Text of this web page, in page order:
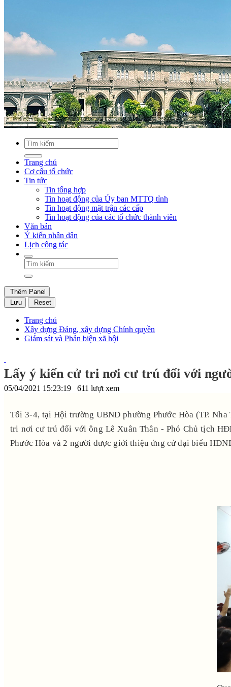
Trang chủ
Cơ cấu tổ chức
Tin tức
Tin tổng hợp
Tin hoạt động của Ủy ban MTTQ tỉnh
Tin hoạt động mặt trận các cấp
Tin hoạt động của các tổ chức thành viên
Văn bản
Ý kiến nhân dân
Lịch công tác
Thêm Panel
Lưu
Reset
Trang chủ
Xây dựng Đảng, xây dựng Chính quyền
Giám sát và Phản biện xã hội
Lấy ý kiến cử tri nơi cư trú đối với
05/04/2021 15:23:19 611 lượt xem
Tối 3-4, tại Hội trường UBND phường Phước Hòa (TP.
tri nơi cư trú đối với ông Lê Xuân Thân - Phó Chủ tịch
Phước Hòa và 2 người được giới thiệu ứng cử đại biểu